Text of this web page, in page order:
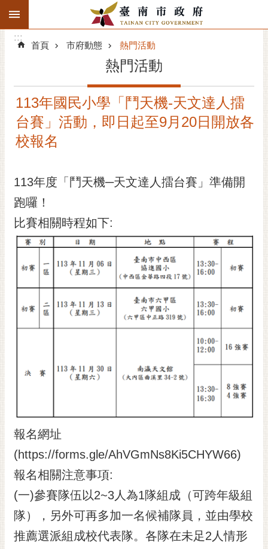
跳到主要內容區塊
搜
階
精彩府城
市府動態
市政資訊
市民互動
花
祭
網
站
導
覽
訂
閱
:::
:::
首頁 市府動態 熱門活動
熱門活動
113年國民小學「鬥天機-天文達人擂
台賽」活動，即日起至9月20日開放各
校報名
113年度「鬥天機─天文達人擂台賽」準備開
跑囉！
比賽相關時程如下:
報名網址
(https://forms.gle/AhVGmNs8Ki5CHYW66)
報名相關注意事項:
(一)參賽隊伍以2~3人為1隊組成（可跨年級組
隊），另外可再多加一名候補隊員，並由學校
推薦選派組成校代表隊。各隊在未足2人情形